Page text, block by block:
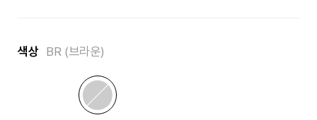
색상 BR (브라운)